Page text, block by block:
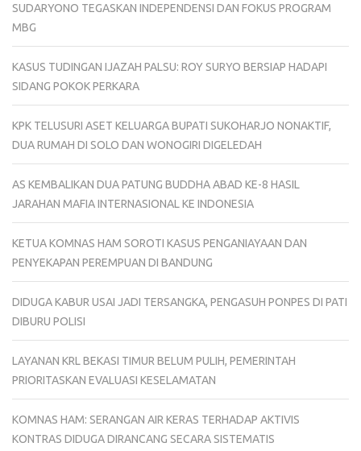
SUDARYONO TEGASKAN INDEPENDENSI DAN FOKUS PROGRAM
MBG
KASUS TUDINGAN IJAZAH PALSU: ROY SURYO BERSIAP HADAPI
SIDANG POKOK PERKARA
KPK TELUSURI ASET KELUARGA BUPATI SUKOHARJO NONAKTIF,
DUA RUMAH DI SOLO DAN WONOGIRI DIGELEDAH
AS KEMBALIKAN DUA PATUNG BUDDHA ABAD KE-8 HASIL
JARAHAN MAFIA INTERNASIONAL KE INDONESIA
KETUA KOMNAS HAM SOROTI KASUS PENGANIAYAAN DAN
PENYEKAPAN PEREMPUAN DI BANDUNG
DIDUGA KABUR USAI JADI TERSANGKA, PENGASUH PONPES DI PATI
DIBURU POLISI
LAYANAN KRL BEKASI TIMUR BELUM PULIH, PEMERINTAH
PRIORITASKAN EVALUASI KESELAMATAN
KOMNAS HAM: SERANGAN AIR KERAS TERHADAP AKTIVIS
KONTRAS DIDUGA DIRANCANG SECARA SISTEMATIS